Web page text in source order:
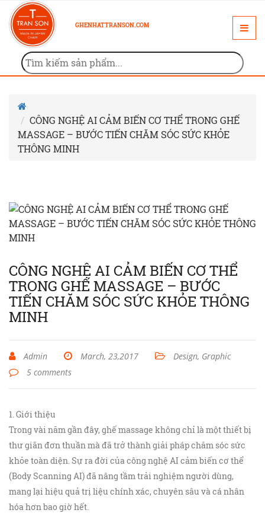
GHENHATTRANSON.COM
CÔNG NGHỆ AI CẢM BIẾN CƠ THỂ TRONG GHẾ
MASSAGE – BƯỚC TIẾN CHĂM SÓC SỨC KHỎE
THÔNG MINH
CÔNG NGHỆ AI CẢM BIẾN CƠ THỂ
TRONG GHẾ MASSAGE – BƯỚC
TIẾN CHĂM SÓC SỨC KHỎE THÔNG
MINH
Admin March, 23,2017
Design, Graphic
5 comments
1. Giới thiệu
Trong vài năm gần đây, ghế massage không chỉ là một thiết bị
thư giãn đơn thuần mà đã trở thành giải pháp chăm sóc sức
khỏe toàn diện. Sự ra đời của công nghệ AI cảm biến cơ thể
(Body Scanning AI) đã nâng tầm trải nghiệm người dùng,
mang lại hiệu quả trị liệu chính xác, chuyên sâu và cá nhân
hóa hơn bao giờ hết.